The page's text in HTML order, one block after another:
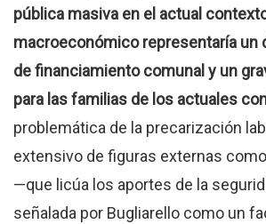
pública masiva en el actual
macroeconómico representaría un
de financiamiento comunal y un
para las familias de los actuales
problemática de la precarización
extensivo de figuras externas
—que licúa los aportes de la
señalada por Bugliarello como un